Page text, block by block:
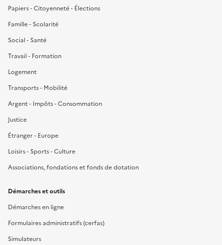
Papiers - Citoyenneté - Élections
Famille - Scolarité
Social - Santé
Travail - Formation
Logement
Transports - Mobilité
Argent - Impôts - Consommation
Justice
Étranger - Europe
Loisirs - Sports - Culture
Associations, fondations et fonds de dotation
Démarches et outils
Démarches en ligne
Formulaires administratifs (cerfas)
Simulateurs